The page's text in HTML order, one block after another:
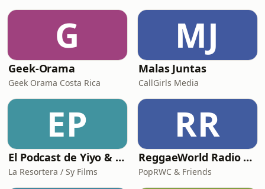
G
Geek-Orama
Geek Orama Costa Rica
MJ
Malas Juntas
CallGirls Media
EP
El Podcast de Yiyo & Choché
La Resortera / Sy Films
RR
ReggaeWorld Radio Show
PopRWC & Friends